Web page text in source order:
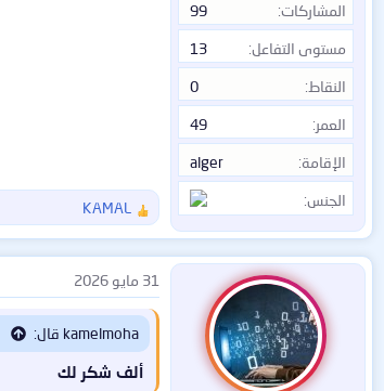
المشاركات 99
مستوى التفاعل 13
النقاط 0
العمر 49
الإقامة alger
الجنس
ل
ت
ف
ا
ع
ت
KAMAL
31 مايو 2026
kamelmoha قال:
ألف شكر لك